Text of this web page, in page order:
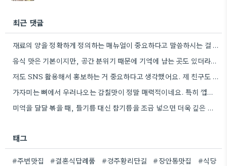
최근 댓글
재료의 양을 정확하게 정의하는 매뉴얼이 중요하다고 말씀하시는 걸 보니, 제가 얼마 전에 집에서 김치볶음밥 만들…
음식 맛은 기본이지만, 공간 분위기 때문에 기억에 남는 곳도 있더라구요. 테이블 간격이 너무 좁으면 불편할…
저도 SNS 활용해서 홍보하는 거 중요하다고 생각했어요. 제 친구도 비슷한 방식으로 작은 음식점 운영해서 잘…
가자미는 뼈에서 우러나오는 감칠맛이 정말 매력적이네요. 특히 껍질을 벗겨서 끓이면 비린맛이 훨씬 줄고 시원한 맛이…
미역을 달달 볶을 때, 들기름 대신 참기름을 조금 넣으면 더욱 깊은 향이 날 것 같아요.
태그
#주변맛집 #결혼식답례품 #경주황리단길 #장안동맛집
#식당